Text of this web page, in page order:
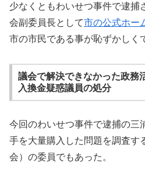
少なくともわいせつ事件で逮捕
会副委員長として市の公式ホー
市の市民である事が恥ずかしく
議会で解決できなかった政務
入換金疑惑議員の処分
今回のわいせつ事件で逮捕の三
手を大量購入した問題を調査す
会）の委員でもあった。